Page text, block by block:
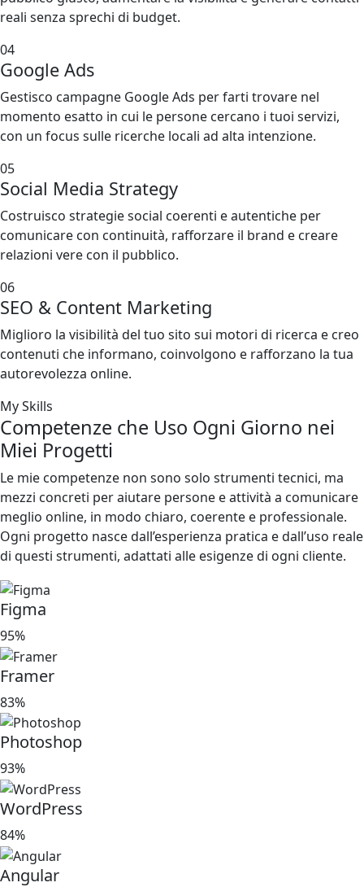
reali senza sprechi di budget.
04
Google Ads
Gestisco campagne Google Ads per farti trovare nel
momento esatto in cui le persone cercano i tuoi servizi,
con un focus sulle ricerche locali ad alta intenzione.
05
Social Media Strategy
Costruisco strategie social coerenti e autentiche per
comunicare con continuità, rafforzare il brand e creare
relazioni vere con il pubblico.
06
SEO & Content Marketing
Miglioro la visibilità del tuo sito sui motori di ricerca e creo
contenuti che informano, coinvolgono e rafforzano la tua
autorevolezza online.
My Skills
Competenze che Uso Ogni Giorno nei
Miei Progetti
Le mie competenze non sono solo strumenti tecnici, ma
mezzi concreti per aiutare persone e attività a comunicare
meglio online, in modo chiaro, coerente e professionale.
Ogni progetto nasce dall’esperienza pratica e dall’uso reale
di questi strumenti, adattati alle esigenze di ogni cliente.
Figma
95%
Framer
83%
Photoshop
93%
WordPress
84%
Angular